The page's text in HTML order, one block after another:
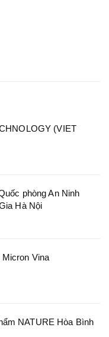
(VIET
phòng An Ninh
Hà Nội
Vina
NATURE Hòa Bình